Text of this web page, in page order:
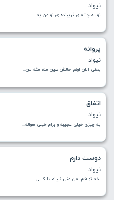
نیواد
تو یه چشمای فریبنده ی تو من یه...
پروانه
نیواد
یعنی الان اونم حالش عین منه مثه من...
اتفاق
نیواد
یه چیزی خیلی عجیبه و برام خیلی سواله...
دوست دارم
نیواد
اخه تو آدم امن منی نبینم با کسی...